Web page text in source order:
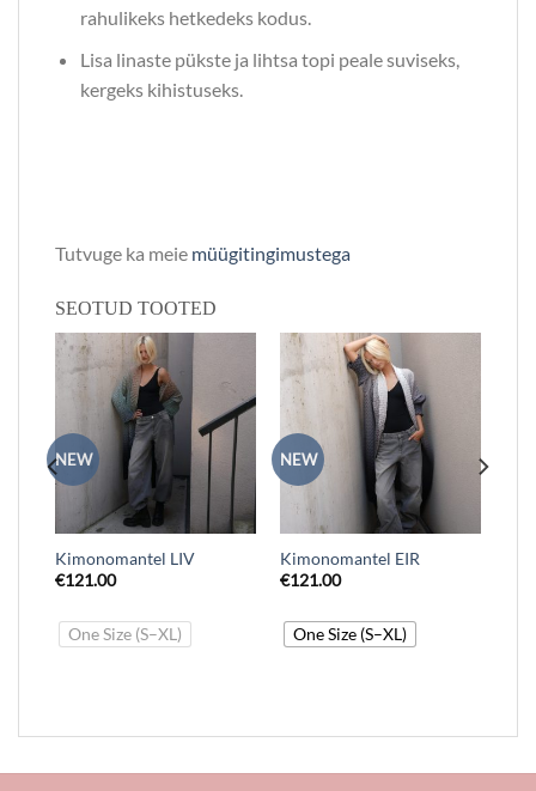
rahulikeks hetkedeks kodus.
Lisa linaste pükste ja lihtsa topi peale suviseks,
kergeks kihistuseks.
Tutvuge ka meie müügitingimustega
SEOTUD TOOTED
NEW
Kimonomantel LIV
€121.00
One Size (S–XL)
NEW
Kimonomantel EIR
€121.00
One Size (S–XL)